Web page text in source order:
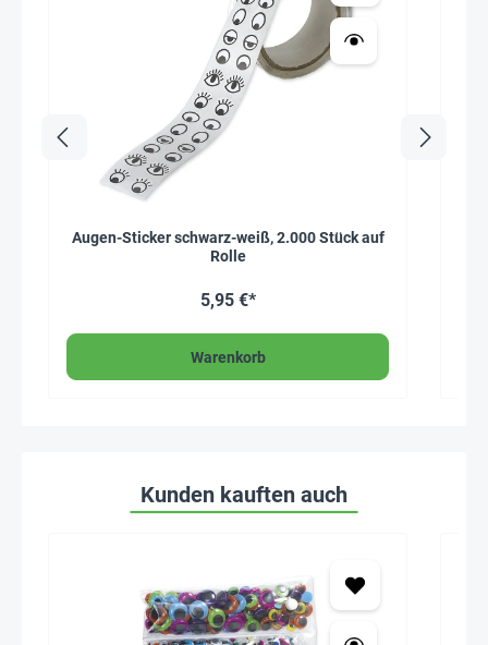
Augen-Sticker schwarz-weiß, 2.000 Stück auf
Rolle
5,95 €*
Warenkorb
Kunden kauften auch